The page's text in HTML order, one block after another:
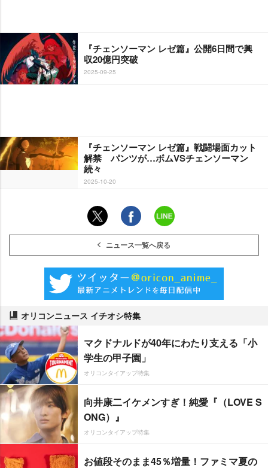
『チェンソーマン レゼ篇』公開6日間で興
収20億円突破
2025-09-25
『チェンソーマン レゼ篇』戦闘場面カット
解禁 パンツが…ボムVSチェンソーマン
続々
2025-10-20
ニュース一覧へ戻る
オリコンニュース イチオシ特集
マクドナルドが40年にわたり支える「小
学生の甲子園」
オリコンタイアップ特集
向井康二イケメンすぎ！純愛『（LOVE S
ONG）』
オリコンタイアップ特集
お値段そのまま45％増量！ファミマ夏の